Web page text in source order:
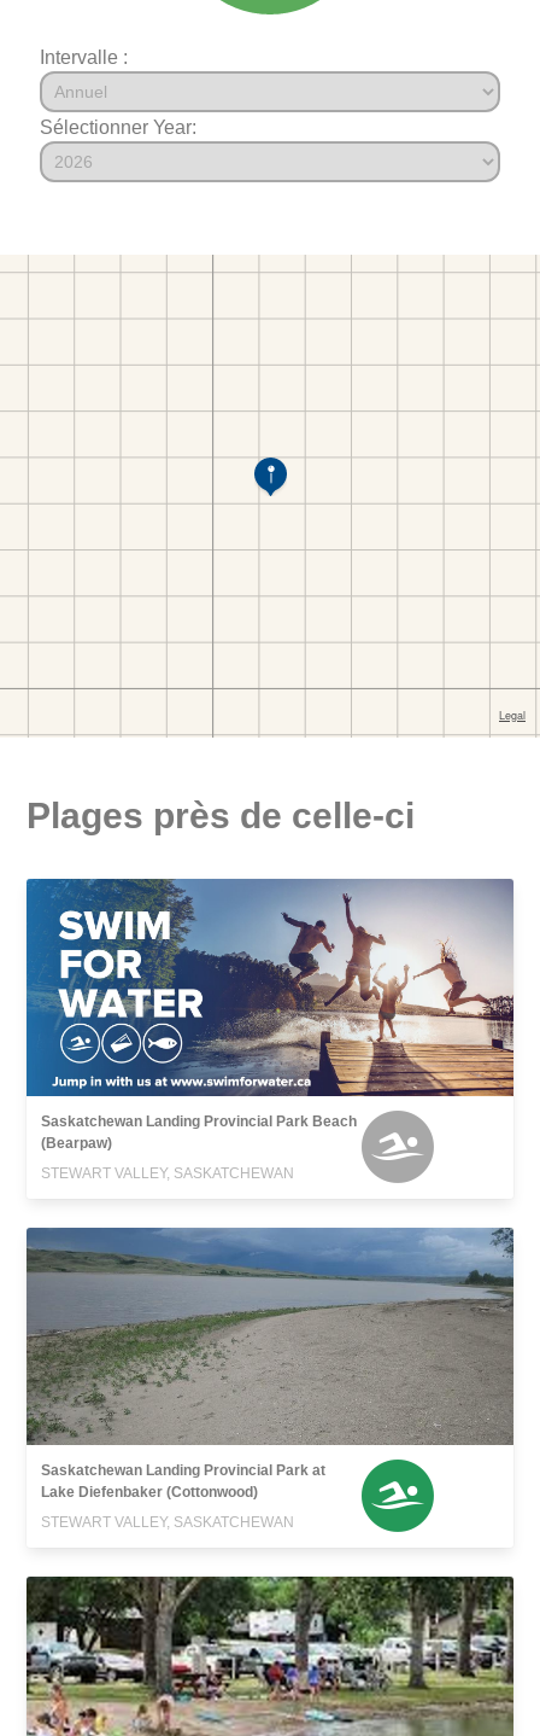
Intervalle :
Sélectionner Year:
Plages près de celle-ci
Saskatchewan Landing Provincial Park Beach
(Bearpaw)
STEWART VALLEY, SASKATCHEWAN
Saskatchewan Landing Provincial Park at
Lake Diefenbaker (Cottonwood)
STEWART VALLEY, SASKATCHEWAN